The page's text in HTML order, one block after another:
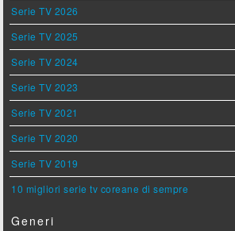
Serie TV 2026
Serie TV 2025
Serie TV 2024
Serie TV 2023
Serie TV 2021
Serie TV 2020
Serie TV 2019
10 migliori serie tv coreane di sempre
Generi